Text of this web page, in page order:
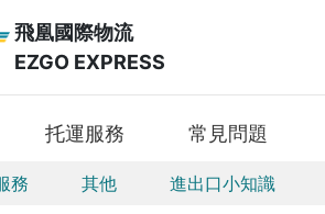
飛凰國際物流
EZGO EXPRESS
托運服務 常見問題
務 其他 進出口小知識